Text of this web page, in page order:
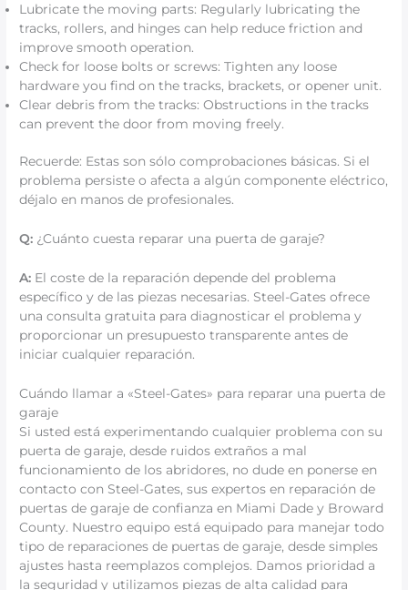
Lubricate the moving parts: Regularly lubricating the
tracks, rollers, and hinges can help reduce friction and
improve smooth operation.
Check for loose bolts or screws: Tighten any loose
hardware you find on the tracks, brackets, or opener unit.
Clear debris from the tracks: Obstructions in the tracks
can prevent the door from moving freely.
Recuerde: Estas son sólo comprobaciones básicas. Si el
problema persiste o afecta a algún componente eléctrico,
déjalo en manos de profesionales.
Q: ¿Cuánto cuesta reparar una puerta de garaje?
A: El coste de la reparación depende del problema
específico y de las piezas necesarias. Steel-Gates ofrece
una consulta gratuita para diagnosticar el problema y
proporcionar un presupuesto transparente antes de
iniciar cualquier reparación.
Cuándo llamar a «Steel-Gates» para reparar una puerta de
garaje
Si usted está experimentando cualquier problema con su
puerta de garaje, desde ruidos extraños a mal
funcionamiento de los abridores, no dude en ponerse en
contacto con Steel-Gates, sus expertos en reparación de
puertas de garaje de confianza en Miami Dade y Broward
County. Nuestro equipo está equipado para manejar todo
tipo de reparaciones de puertas de garaje, desde simples
ajustes hasta reemplazos complejos. Damos prioridad a
la seguridad y utilizamos piezas de alta calidad para